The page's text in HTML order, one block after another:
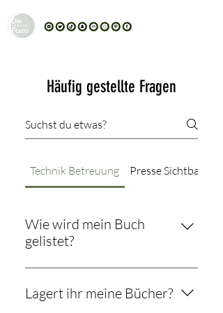
Häufig gestellte Fragen
Technik Betreuung Presse Sichtbarkeit
Wie wird mein Buch
gelistet?
Dein Buch wird im Shop
buecher.store, im Verzeichnis
lieferbarer Bücher (VLB) sowie bei
Lagert ihr meine Bücher?